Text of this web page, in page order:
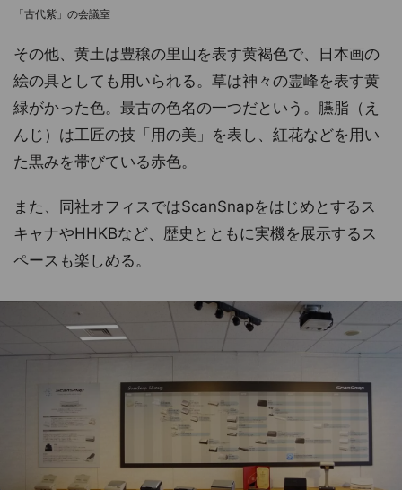
「古代紫」の会議室
その他、黄土は豊穣の里山を表す黄褐色で、日本画の
絵の具としても用いられる。草は神々の霊峰を表す黄
緑がかった色。最古の色名の一つだという。臙脂（え
んじ）は工匠の技「用の美」を表し、紅花などを用い
た黒みを帯びている赤色。
また、同社オフィスではScanSnapをはじめとするス
キャナやHHKBなど、歴史とともに実機を展示するス
ペースも楽しめる。